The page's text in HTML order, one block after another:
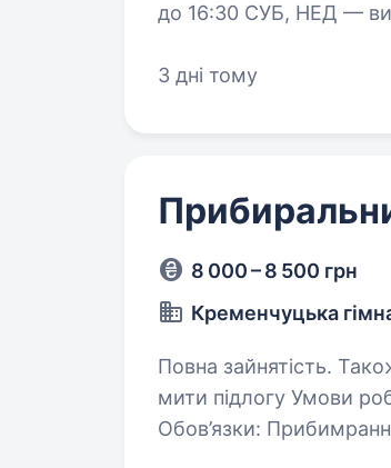
до 16:30 СУБ, НЕД —
3 дні тому
8 000 – 8 500 грн
Кременчуцька
Повна зайнятість. Також
мити підлогу Умови
Обов’язки: